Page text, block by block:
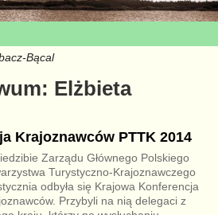
Bącal
Elżbieta
Krajoznawców PTTK 2014
Zarządu Głównego Polskiego
Turystyczno-Krajoznawczego
odbyła się Krajowa Konferencja
Przybyli na nią delegaci z